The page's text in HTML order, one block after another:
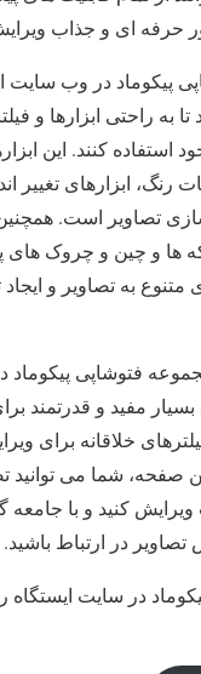
حرفه ای و جذاب
پیکوماد در وب سایت
به راحتی ابزارها و
استفاده کنند. این
رنگ، ابزارهای تغییر
تصاویر است.
ها و چین و چروک
به تصاویر و ایجاد
فتوشاپی
مفید و قدرتمند
خلاقانه برای
صفحه، شما می توانید
کنید و با جامعه
تصاویر در ارتباط باشید.
در سایت ایستگاه